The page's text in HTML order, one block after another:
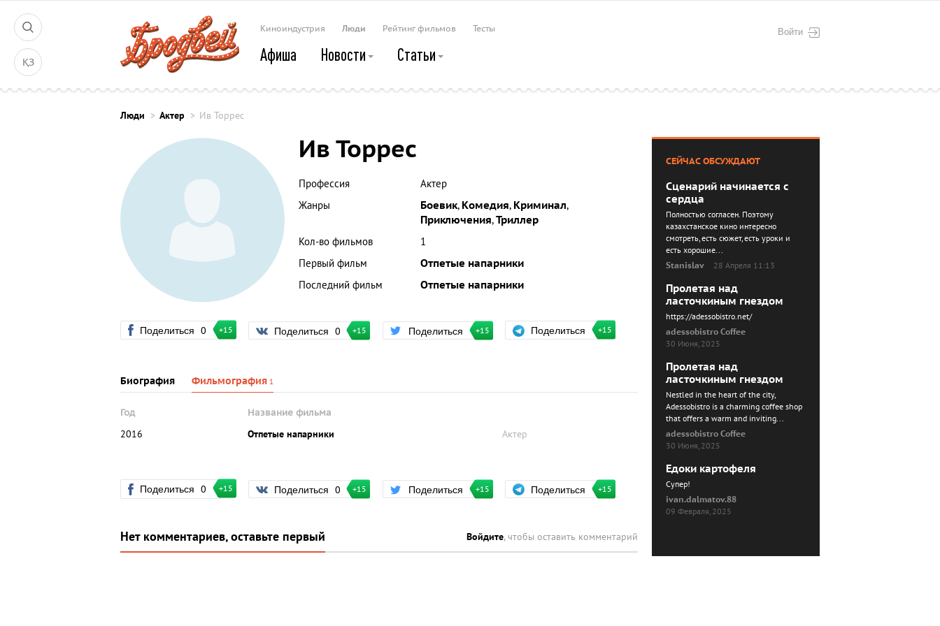
ҚЗ
Войти
Киноиндустрия Люди Рейтинг фильмов Тесты
Афиша Новости Статьи
Люди Актер Ив Торрес
Ив Торрес
Профессия
Актер
Жанры
Боевик, Комедия, Криминал,
Приключения,Триллер
Кол-во фильмов
1
Первый фильм
Отпетые напарники
Последний фильм
Отпетые напарники
Поделиться 0 +15 Поделиться 0 +15 Поделиться +15 Поделиться +15
Биография Фильмография 1
Год Название фильма
2016 Отпетые напарники Актер
Поделиться 0 +15 Поделиться 0 +15 Поделиться +15 Поделиться +15
Нет комментариев, оставьте первый Войдите, чтобы оставить комментарий
СЕЙЧАС ОБСУЖДАЮТ
Сценарий начинается с
сердца
Полностью согласен. Поэтому
казахстанское кино интересно
смотреть, есть сюжет, есть уроки и
есть хорошие...
Stanislav
28 Апреля 11:13
Пролетая над
ласточкиным гнездом
https://adessobistro.net/
adessobistro Coffee
30 Июня, 2025
Пролетая над
ласточкиным гнездом
Nestled in the heart of the city,
Adessobistro is a charming coffee shop
that offers a warm and inviting...
adessobistro Coffee
30 Июня, 2025
Едоки картофеля
Cупер!
ivan.dalmatov.88
09 Февраля, 2025